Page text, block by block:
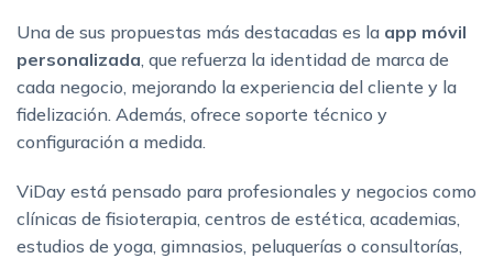
Una de sus propuestas más destacadas es la app móvil
personalizada , que refuerza la identidad de marca de
cada negocio, mejorando la experiencia del cliente y la
fidelización. Además, ofrece soporte técnico y
configuración a medida.
ViDay está pensado para profesionales y negocios como
clínicas de fisioterapia, centros de estética, academias,
estudios de yoga, gimnasios, peluquerías o consultorías,